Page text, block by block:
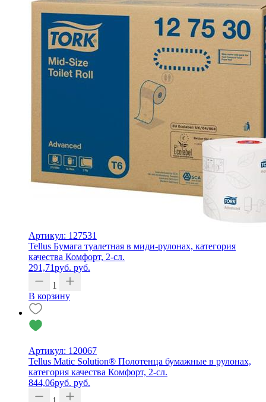
Артикул: 127531
Tellus Бумага туалетная в миди-рулонах, категория
качества Комфорт, 2-сл.
291,71руб. руб.
1
В корзину
Артикул: 120067
Tellus Matic Solution® Полотенца бумажные в рулонах,
категория качества Комфорт, 2-сл.
844,06руб. руб.